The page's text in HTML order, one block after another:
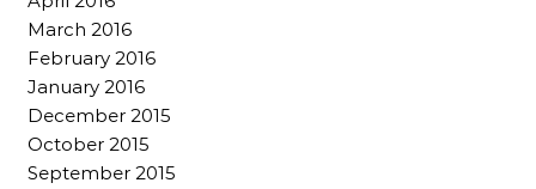
March 2016
February 2016
January 2016
December 2015
October 2015
September 2015